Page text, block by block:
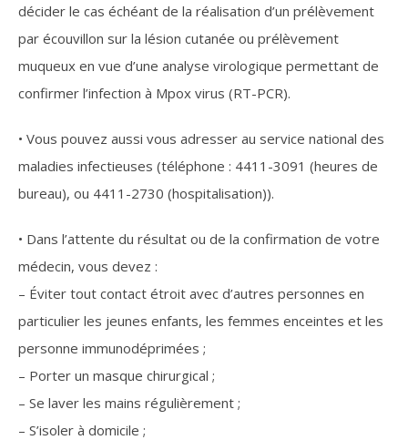
décider le cas échéant de la réalisation d’un prélèvement
par écouvillon sur la lésion cutanée ou prélèvement
muqueux en vue d’une analyse virologique permettant de
confirmer l’infection à Mpox virus (RT-PCR).
• Vous pouvez aussi vous adresser au service national des
maladies infectieuses (téléphone : 4411-3091 (heures de
bureau), ou 4411-2730 (hospitalisation)).
• Dans l’attente du résultat ou de la confirmation de votre
médecin, vous devez :
– Éviter tout contact étroit avec d’autres personnes en
particulier les jeunes enfants, les femmes enceintes et les
personne immunodéprimées ;
– Porter un masque chirurgical ;
– Se laver les mains régulièrement ;
– S’isoler à domicile ;